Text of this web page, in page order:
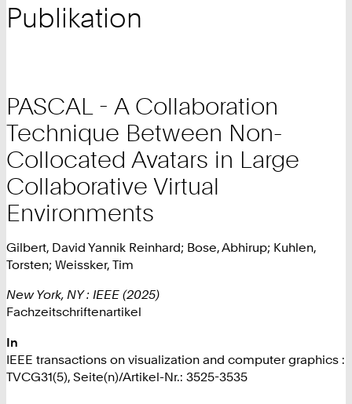
Publikation
PASCAL - A Collaboration
Technique Between Non-
Collocated Avatars in Large
Collaborative Virtual
Environments
Gilbert, David Yannik Reinhard; Bose, Abhirup; Kuhlen,
Torsten; Weissker, Tim
New York, NY : IEEE (2025)
Fachzeitschriftenartikel
In
IEEE transactions on visualization and computer graphics :
TVCG31(5), Seite(n)/Artikel-Nr.: 3525-3535